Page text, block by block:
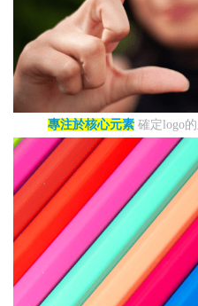
專注於核心元素確定logo